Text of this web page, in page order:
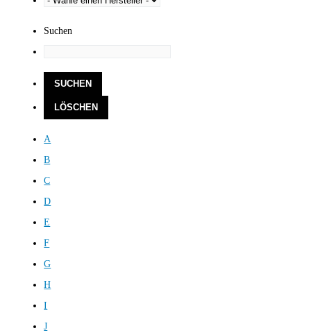
Suchen
A
B
C
D
E
F
G
H
I
J